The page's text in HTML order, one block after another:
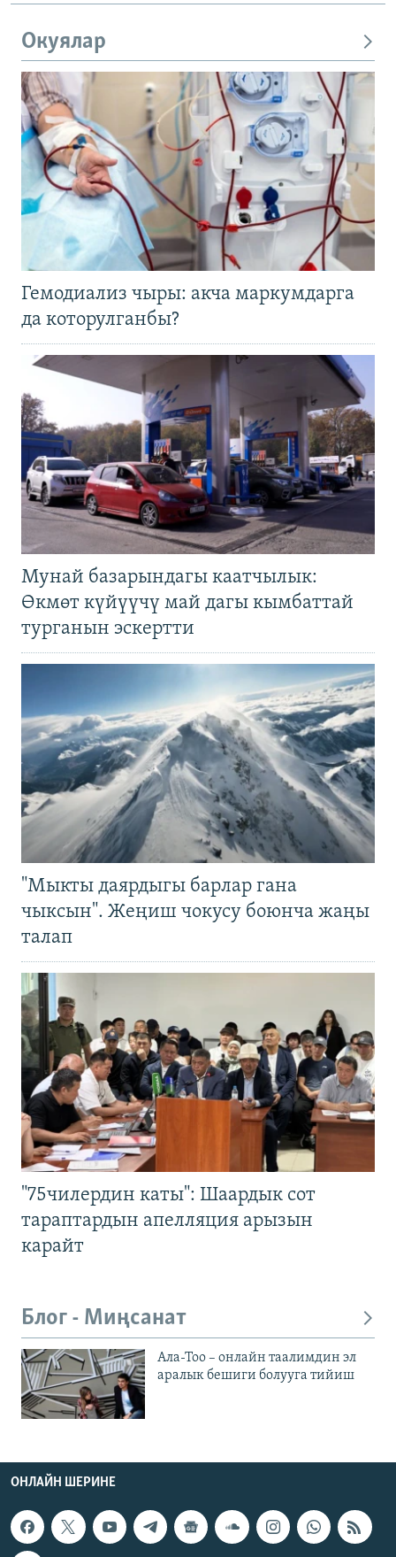
Окуялар
Гемодиализ чыры: акча маркумдарга
да которулганбы?
Мунай базарындагы каатчылык:
Өкмөт күйүүчү май дагы кымбаттай
турганын эскертти
"Мыкты даярдыгы барлар гана
чыксын". Жеңиш чокусу боюнча жаңы
талап
"75чилердин каты": Шаардык сот
тараптардын апелляция арызын
карайт
Блог - Миңсанат
Ала-Тоо – онлайн таалимдин эл
аралык бешиги болууга тийиш
ОНЛАЙН ШЕРИНЕ